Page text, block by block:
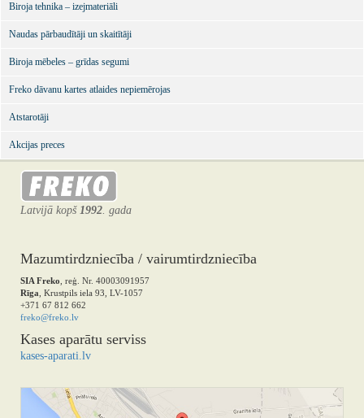
Biroja tehnika – izejmateriāli
Naudas pārbaudītāji un skaitītāji
Biroja mēbeles – grīdas segumi
Freko dāvanu kartes atlaides nepiemērojas
Atstarotāji
Akcijas preces
Latvijā kopš 1992. gada
Mazumtirdzniecība / vairumtirdzniecība
SIA Freko , reģ. Nr. 40003091957
Rīga , Krustpils iela 93, LV-1057
+371 67 812 662
freko@freko.lv
Kases aparātu serviss
kases-aparati.lv